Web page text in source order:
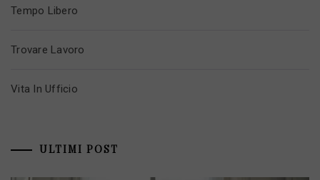
Tempo Libero
Trovare Lavoro
Vita In Ufficio
ULTIMI POST